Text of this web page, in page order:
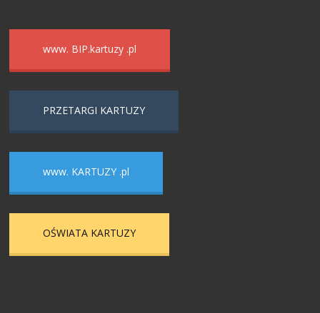
www. BIP.kartuzy .pl
PRZETARGI KARTUZY
www. KARTUZY .pl
OŚWIATA KARTUZY